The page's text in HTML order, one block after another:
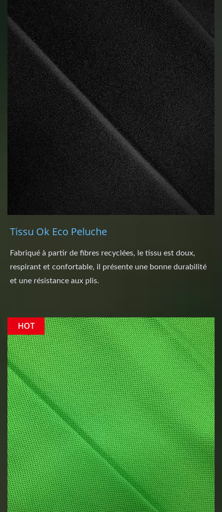
Tissu Ok Eco Peluche
Fabriqué à partir de fibres recyclées, le tissu est doux,
respirant et confortable, il présente une bonne durabilité
et une résistance aux plis.
HOT